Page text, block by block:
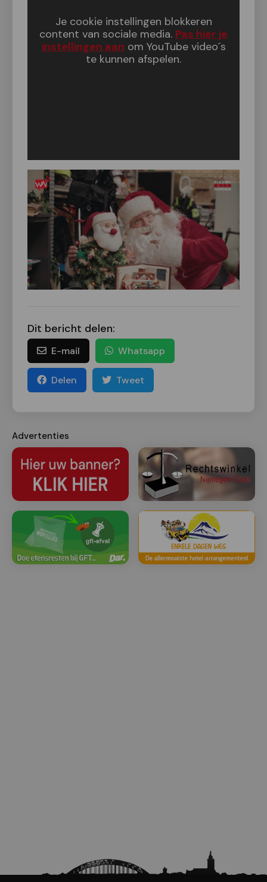
Je cookie instellingen blokkeren
content van sociale media. Pas hier je
instellingen aan om YouTube video´s
te kunnen afspelen.
Dit bericht delen:
E-mail Whatsapp
Delen Tweet
Advertenties